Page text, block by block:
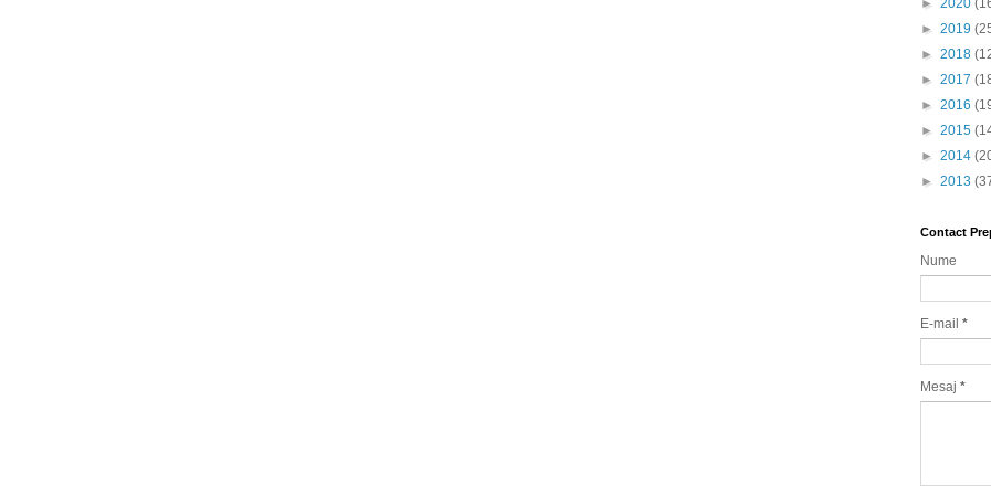
► 2020
► 2019
► 2018
► 2017
► 2016
► 2015
► 2014
► 2013
Contact
Nume
E-mail *
Mesaj *